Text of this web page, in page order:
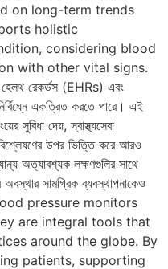
on long-term trends
holistic
considering blood
with other vital signs.
হেলথ রেকর্ডস (EHRs) এবং
একত্রিত করতে পারে। এই
সুবিধা দেয়, স্বাস্থ্যসেবা
বিশ্লেষণের উপর ভিত্তি করে আরও
অত্যাবশ্যক লক্ষণগুলির সাথে
অবস্থার সামগ্রিক ব্যবস্থাপনাকেও
pressure monitors
are integral tools that
around the globe. By
patients, supporting